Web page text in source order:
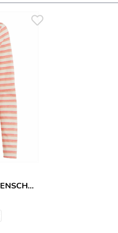
AKONA T-SHIRT MIT INSEKTENSCHUTZ LANGARMSHIRT HEMD